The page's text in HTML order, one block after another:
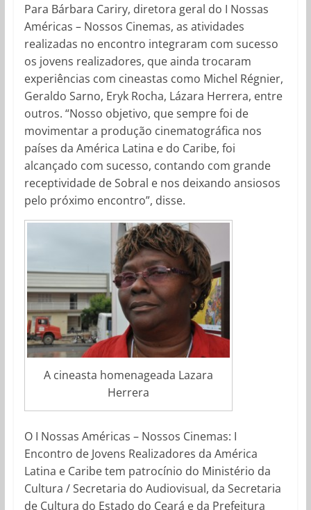
Para Bárbara Cariry, diretora geral do I Nossas
Américas – Nossos Cinemas, as atividades
realizadas no encontro integraram com sucesso
os jovens realizadores, que ainda trocaram
experiências com cineastas como Michel Régnier,
Geraldo Sarno, Eryk Rocha, Lázara Herrera, entre
outros. “Nosso objetivo, que sempre foi de
movimentar a produção cinematográfica nos
países da América Latina e do Caribe, foi
alcançado com sucesso, contando com grande
receptividade de Sobral e nos deixando ansiosos
pelo próximo encontro”, disse.
A cineasta homenageada Lazara
Herrera
O I Nossas Américas – Nossos Cinemas: I
Encontro de Jovens Realizadores da América
Latina e Caribe tem patrocínio do Ministério da
Cultura / Secretaria do Audiovisual, da Secretaria
de Cultura do Estado do Ceará e da Prefeitura